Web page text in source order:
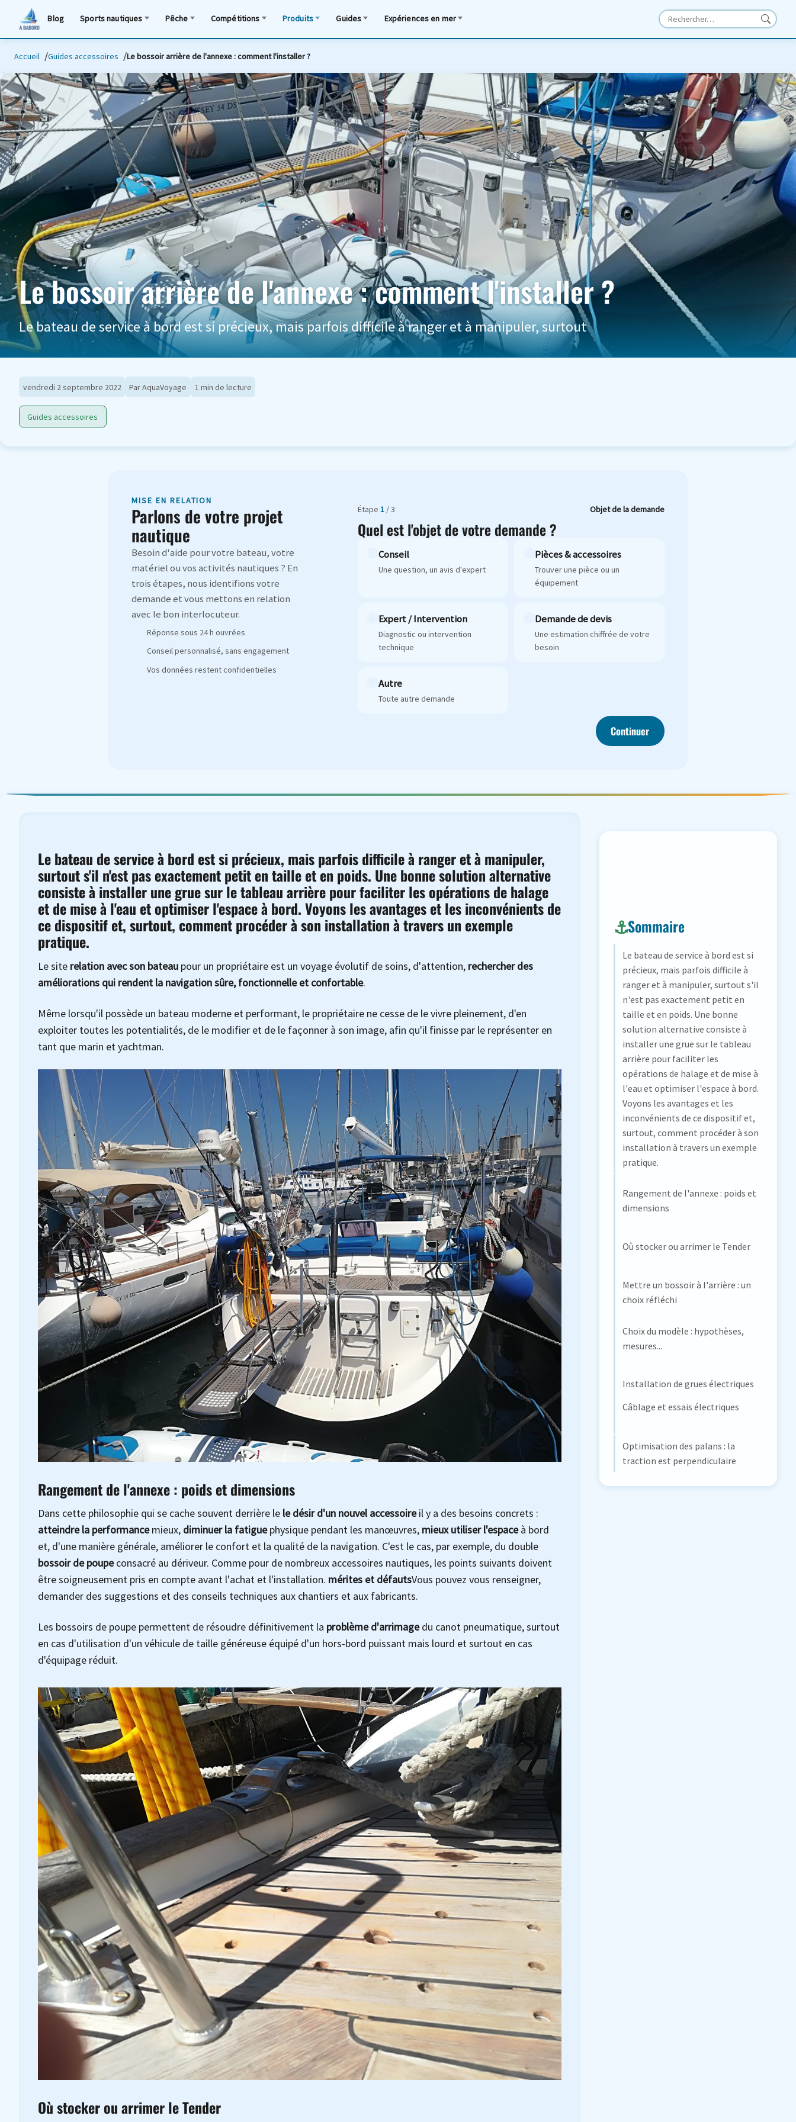
Blog Sports nautiques Pêche Compétitions Produits Guides Expériences en mer
Accueil Guides accessoires Le bossoir arrière de l'annexe : comment l'installer ?
Le bossoir arrière de l'annexe : comment l'installer ?
Le bateau de service à bord est si précieux, mais parfois difficile à ranger et à manipuler, surtout
vendredi 2 septembre 2022 Par AquaVoyage 1 min de lecture
Guides accessoires
MISE EN RELATION
Parlons de votre projet
nautique
Besoin d'aide pour votre bateau, votre
matériel ou vos activités nautiques ? En
trois étapes, nous identifions votre
demande et vous mettons en relation
avec le bon interlocuteur.
Réponse sous 24 h ouvrées
Conseil personnalisé, sans engagement
Vos données restent confidentielles
Étape1 / 3 Objet de la demande
Quel est l'objet de votre demande ?
Conseil
Une question, un avis d'expert
Pièces & accessoires
Trouver une pièce ou un
équipement
Expert / Intervention
Diagnostic ou intervention
technique
Demande de devis
Une estimation chiffrée de votre
besoin
Autre
Toute autre demande
Continuer
Le bateau de service à bord est si précieux, mais parfois difficile à ranger et à manipuler,
surtout s'il n'est pas exactement petit en taille et en poids. Une bonne solution alternative
consiste à installer une grue sur le tableau arrière pour faciliter les opérations de halage
et de mise à l'eau et optimiser l'espace à bord. Voyons les avantages et les inconvénients de
ce dispositif et, surtout, comment procéder à son installation à travers un exemple
pratique.
Le site relation avec son bateau pour un propriétaire est un voyage évolutif de soins, d'attention, rechercher des
améliorations qui rendent la navigation sûre, fonctionnelle et confortable.
Même lorsqu'il possède un bateau moderne et performant, le propriétaire ne cesse de le vivre pleinement, d'en
exploiter toutes les potentialités, de le modifier et de le façonner à son image, afin qu'il finisse par le représenter en
tant que marin et yachtman.
Rangement de l'annexe : poids et dimensions
Dans cette philosophie qui se cache souvent derrière le le désir d'un nouvel accessoireil y a des besoins concrets :
atteindre la performancemieux, diminuer la fatiguephysique pendant les manœuvres, mieux utiliser l'espaceà bord
et, d'une manière générale, améliorer le confort et la qualité de la navigation. C'est le cas, par exemple, du double
bossoir de poupeconsacré au dériveur. Comme pour de nombreux accessoires nautiques, les points suivants doivent
être soigneusement pris en compte avant l'achat et l'installation. mérites et défautsVous pouvez vous renseigner,
demander des suggestions et des conseils techniques aux chantiers et aux fabricants.
Les bossoirs de poupe permettent de résoudre définitivement la problème d'arrimagedu canot pneumatique, surtout
en cas d'utilisation d'un véhicule de taille généreuse équipé d'un hors-bord puissant mais lourd et surtout en cas
d'équipage réduit.
Où stocker ou arrimer le Tender
Sommaire
Le bateau de service à bord est si
précieux, mais parfois difficile à
ranger et à manipuler, surtout s'il
n'est pas exactement petit en
taille et en poids. Une bonne
solution alternative consiste à
installer une grue sur le tableau
arrière pour faciliter les
opérations de halage et de mise à
l'eau et optimiser l'espace à bord.
Voyons les avantages et les
inconvénients de ce dispositif et,
surtout, comment procéder à son
installation à travers un exemple
pratique.
Rangement de l'annexe : poids et
dimensions
Où stocker ou arrimer le Tender
Mettre un bossoir à l'arrière : un
choix réfléchi
Choix du modèle : hypothèses,
mesures...
Installation de grues électriques
Câblage et essais électriques
Optimisation des palans : la
traction est perpendiculaire